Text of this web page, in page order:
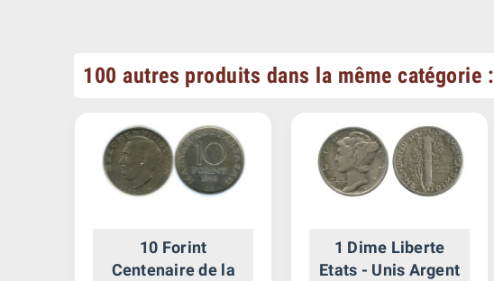
100 autres produits dans la même catégorie :
10 Forint
Centenaire de la
1 Dime Liberte
Etats - Unis Argent